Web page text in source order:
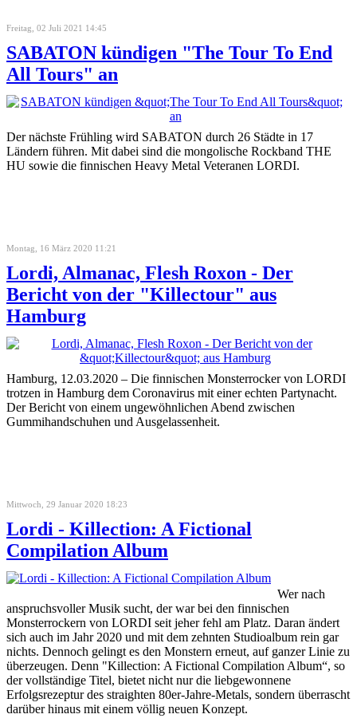
Freitag, 02 Juli 2021 14:45
SABATON kündigen "The Tour To End
All Tours" an
Der nächste Frühling wird SABATON durch 26 Städte in 17
Ländern führen. Mit dabei sind die mongolische Rockband THE
HU sowie die finnischen Heavy Metal Veteranen LORDI.
Montag, 16 März 2020 11:21
Lordi, Almanac, Flesh Roxon - Der
Bericht von der "Killectour" aus
Hamburg
Hamburg, 12.03.2020 – Die finnischen Monsterrocker von LORDI
trotzen in Hamburg dem Coronavirus mit einer echten Partynacht.
Der Bericht von einem ungewöhnlichen Abend zwischen
Gummihandschuhen und Ausgelassenheit.
Mittwoch, 29 Januar 2020 18:23
Lordi - Killection: A Fictional
Compilation Album
Wer nach
anspruchsvoller Musik sucht, der war bei den finnischen
Monsterrockern von LORDI seit jeher fehl am Platz. Daran ändert
sich auch im Jahr 2020 und mit dem zehnten Studioalbum rein gar
nichts. Dennoch gelingt es den Monstern erneut, auf ganzer Linie zu
überzeugen. Denn "Killection: A Fictional Compilation Album“, so
der vollständige Titel, bietet nicht nur die liebgewonnene
Erfolgsrezeptur des straighten 80er-Jahre-Metals, sondern überrascht
darüber hinaus mit einem völlig neuen Konzept.